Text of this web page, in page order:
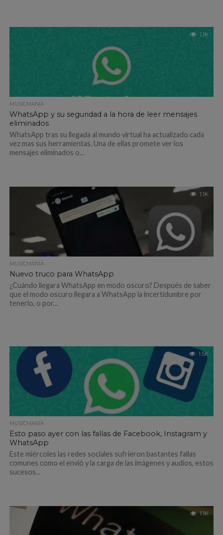
1.1K
MUSICMANÍA
WhatsApp y su seguridad a la hora de leer mensajes
eliminados
WhatsApp tras su llegada al mundo virtual ha actualizado cada
vez mas sus herramientas. Una de ellas promete ver los
mensajes eliminados o...
1.1K
MUSICMANÍA
Nuevo truco para WhatsApp
¿Cuándo llegara WhatsApp en modo oscuro? Después de saber
que el modo oscuro llegara a WhatsApp la incertidumbre por
tenerlo, o por...
1.5K
MUSICMANÍA
Esto paso ayer con las fallas de Facebook, Instagram y
WhatsApp
Este miércoles las redes sociales sufrieron bastantes fallas
comunes como el envió y la carga de las imágenes y audios, estos
sucesos...
1.1K